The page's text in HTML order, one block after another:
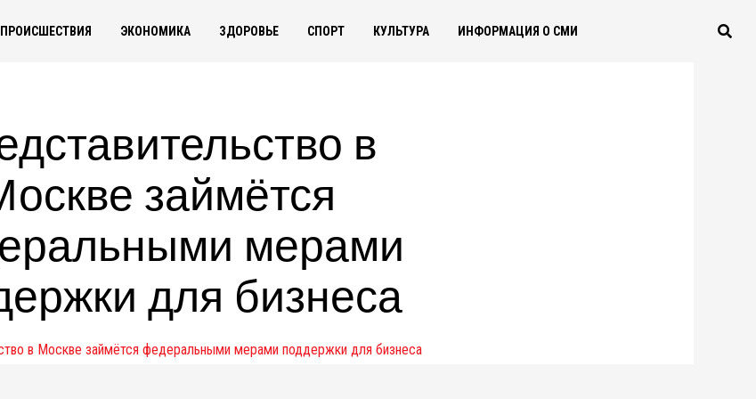
ПРОИСШЕСТВИЯ ЭКОНОМИКА ЗДОРОВЬЕ СПОРТ КУЛЬТУРА ИНФОРМАЦИЯ О СМИ
в
займётся
мерами
для бизнеса